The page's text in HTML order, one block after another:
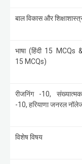
बाल विकास और
भाषा (हिंदी 15 MCQs
15 MCQs)
रीजनिंग -10, संख्यात्मक
-10, हरियाणा जनरल
विशेष विषय